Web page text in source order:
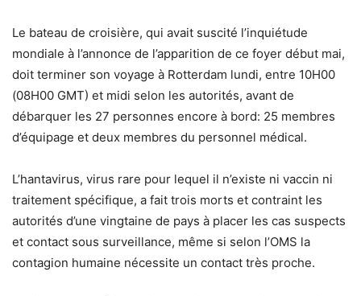
Le bateau de croisière, qui avait suscité l’inquiétude
mondiale à l’annonce de l’apparition de ce foyer début mai,
doit terminer son voyage à Rotterdam lundi, entre 10H00
(08H00 GMT) et midi selon les autorités, avant de
débarquer les 27 personnes encore à bord: 25 membres
d’équipage et deux membres du personnel médical.
L’hantavirus, virus rare pour lequel il n’existe ni vaccin ni
traitement spécifique, a fait trois morts et contraint les
autorités d’une vingtaine de pays à placer les cas suspects
et contact sous surveillance, même si selon l’OMS la
contagion humaine nécessite un contact très proche.